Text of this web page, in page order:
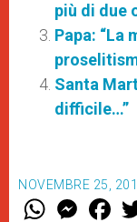
più di due
Papa: “La
Santa
difficile…”
NOVEMBRE 25,
W M
e
F
a